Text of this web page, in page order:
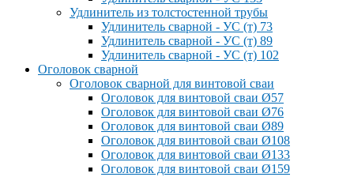
Удлинитель из толстостенной трубы
Удлинитель сварной - УС (т) 73
Удлинитель сварной - УС (т) 89
Удлинитель сварной - УС (т) 102
Оголовок сварной
Оголовок сварной для винтовой сваи
Оголовок для винтовой сваи Ø57
Оголовок для винтовой сваи Ø76
Оголовок для винтовой сваи Ø89
Оголовок для винтовой сваи Ø108
Оголовок для винтовой сваи Ø133
Оголовок для винтовой сваи Ø159